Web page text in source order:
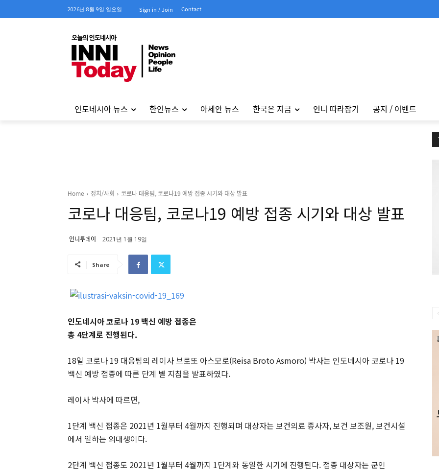
2026년 8월 9일 일요일 Sign in / Join Contact
인도네시아 뉴스 한인뉴스 아세안 뉴스 한국은 지금 인니 따라잡기 공지 / 이벤트
Home 정치/사회 코로나 대응팀, 코로나19 예방 접종 시기와 대상 발표
코로나 대응팀, 코로나19 예방 접종 시기와 대상 발표
인니투데이 2021년 1월 19일
Share
인도네시아 코로나 19 백신 예방 접종은
총 4단계로 진행된다.
18일 코로나 19 대응팀의 레이사 브로또 아스모로(Reisa Broto Asmoro) 박사는 인도네시아 코로나 19
백신 예방 접종에 따른 단계 별 지침을 발표하였다.
레이사 박사에 따르면,
1단계 백신 접종은 2021년 1월부터 4월까지 진행되며 대상자는 보건의료 종사자, 보건 보조원, 보건시설
에서 일하는 의대생이다.
2단계 백신 접종도 2021년 1월부터 4월까지 1단계와 동일한 시기에 진행된다. 접종 대상자는 군인